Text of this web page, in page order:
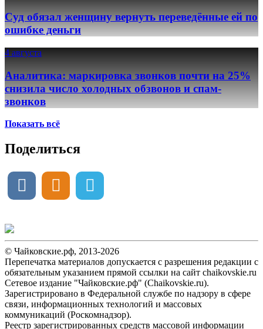
Суд обязал женщину вернуть переведённые ей по
ошибке деньги
4 августа
Аналитика: маркировка звонков почти на 25%
снизила число холодных обзвонов и спам-
звонков
Показать всё
Поделиться
© Чайковские.рф, 2013-2026
Перепечатка материалов допускается с разрешения редакции с
обязательным указанием прямой ссылки на сайт chaikovskie.ru
Сетевое издание "Чайковские.рф" (Chaikovskie.ru).
Зарегистрировано в Федеральной службе по надзору в сфере
связи, информационных технологий и массовых
коммуникаций (Роскомнадзор).
Реестр зарегистрированных средств массовой информации